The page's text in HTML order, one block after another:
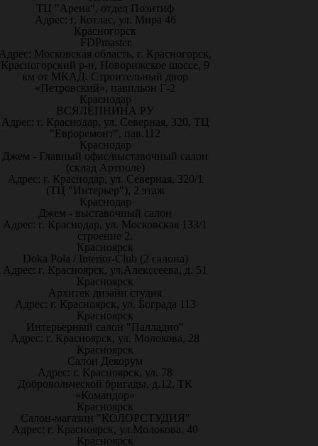
ТЦ "Арена", отдел Позитиф
Адрес: г. Котлас, ул. Мира 46
Красногорск
FDPmaster
Московская область, г. Красногорск,
Красногорский р-н, Новорижское шоссе, 9
км от МКАД. Строительный двор
«Петровский», павильон Г-2
Краснодар
ВСЯЛЕПНИНА.РУ
Адрес: г. Краснодар, ул. Северная, 320, ТЦ
"Евроремонт", пав.112
Краснодар
Джем - Главный офис/выставочный салон
(склад Артполе)
Адрес: г. Краснодар, ул. Северная, 320/1
(ТЦ "Интерьер"), 2 этаж
Краснодар
Джем - выставочный салон
Адрес: г. Краснодар, ул. Московская 133/1
строение 2.
Красноярск
Doka Pola / Interior-Club (2 салона)
Адрес: г. Красноярск, ул.Алекссеева, д. 51
Красноярск
Архитек дизайн студия
Адрес: г. Красноярск, ул. Бограда 113
Красноярск
Интерьерный салон "Палладио"
Адрес: г. Красноярск, ул. Молокова, 28
Красноярск
Салон Декорум
Адрес: г. Красноярск, ул. 78
Добровольческой бригады, д.12, ТК
«Командор»
Красноярск
Салон-магазин "КОЛОРСТУДИЯ"
Адрес: г. Красноярск, ул.Молокова, 40
Красноярск